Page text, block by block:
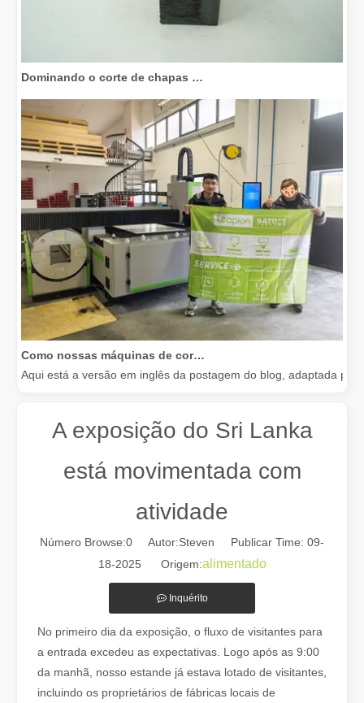
Aqui está a versão em inglês da postagem do blog, adaptada
Guia 2026: Como as máquinas de corte de tubos a laser de fibra estão revolucionando a fabricação de tubos
Guia 2026: Como as máquinas de corte de tubos a laser de
A exposição do Sri Lanka
está movimentada com
atividade
Número Browse:0 Autor:Steven Publicar Time: 09-
18-2025 Origem:alimentado
Inquérito
No primeiro dia da exposição, o fluxo de visitantes para
a entrada excedeu as expectativas. Logo após as 9:00
da manhã, nosso estande já estava lotado de visitantes,
incluindo os proprietários de fábricas locais de